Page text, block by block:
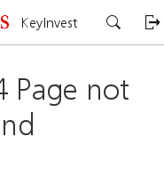
KeyInvest
Page not